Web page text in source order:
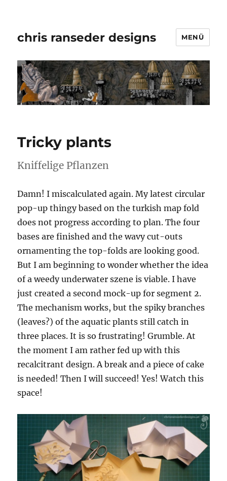
chris ranseder designs MENÜ
Tricky plants
Kniffelige Pflanzen
Damn! I miscalculated again. My latest circular
pop-up thingy based on the turkish map fold
does not progress according to plan. The four
bases are finished and the wavy cut-outs
ornamenting the top-folds are looking good.
But I am beginning to wonder whether the idea
of a weedy underwater szene is viable. I have
just created a second mock-up for segment 2.
The mechanism works, but the spiky branches
(leaves?) of the aquatic plants still catch in
three places. It is so frustrating! Grumble. At
the moment I am rather fed up with this
recalcitrant design. A break and a piece of cake
is needed! Then I will succeed! Yes! Watch this
space!